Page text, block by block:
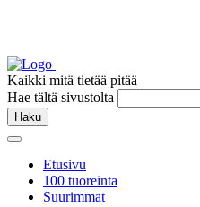
Kaikki mitä tietää pitää
Hae tältä sivustolta
Haku
Etusivu
100 tuoreinta
Suurimmat